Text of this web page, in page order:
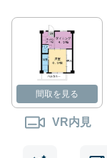
間取を見る
VR内見